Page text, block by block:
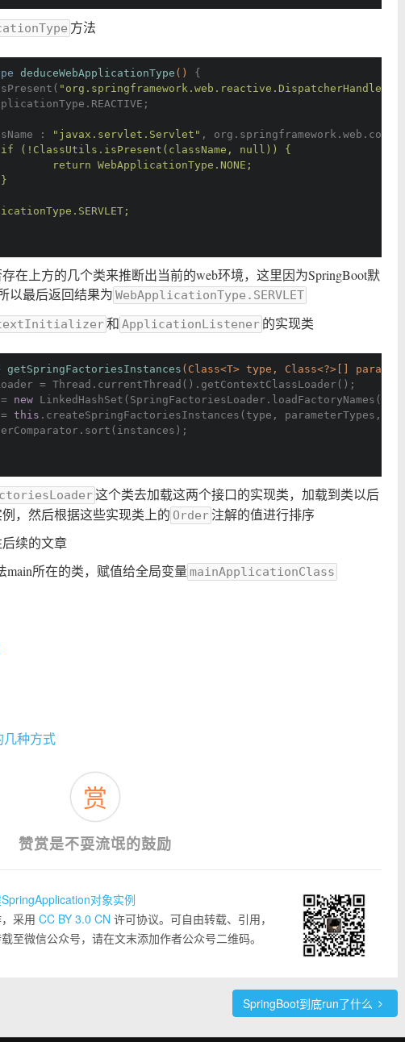
方法
deduceWebApplicationType ()
{
"org.springframework.web.reactive.DispatcherHandler"
: "javax.servlet.Servlet" ,
			if (!ClassUtils.isPresent(className, null)) {
				return WebApplicationType.NONE;
			}
在上方的几个类来推断出当前的web环境，这里因为SpringBoot默
以最后返回结果为 WebApplicationType.SERVLET
和 ApplicationListener 的实现类
getSpringFactoriesInstances (Class<T> type, Class<?>[]
= Thread.currentThread().getContextClassLoader();
new
this .createSpringFactoriesInstances(type, parameterTypes,
这个类去加载这两个接口的实现类，加载到类以后
，然后根据这些实现类上的 Order 注解的值进行排序
续的文章
所在的类，赋值给全局变量 mainApplicationClass
几种方式
赏
赞赏是不耍流氓的鼓励
对象实例
采用 CC BY 3.0 CN 许可协议。可自由转载、引用，
至微信公众号，请在文末添加作者公众号二维码。
SpringBoot到底run了什么